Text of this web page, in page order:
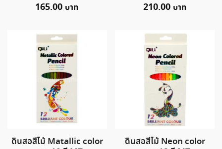
165.00 210.00
ดินสอสีไม้ Matallic color
ดินสอสีไม้ Neon color